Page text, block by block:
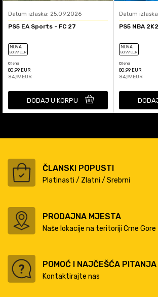
Datum izlaska: 25.09.2026
PS5 EA Sports - FC 27
NOVA
80,99 EUR
Cijena
80,99 EUR
84,99EUR
DODAJ U KORPU
Datum
PS5 NBA
NOVA
80,99 EUR
Cijena
80,99 EUR
84,99EUR
ČLANSKI POPUSTI
Platinasti / Zlatni / Srebrni
PRODAJNA MJESTA
Naše lokacije na teritoriji Crne Gore
POMOĆ I NAJČEŠĆA PITANJA
Kontaktirajte nas